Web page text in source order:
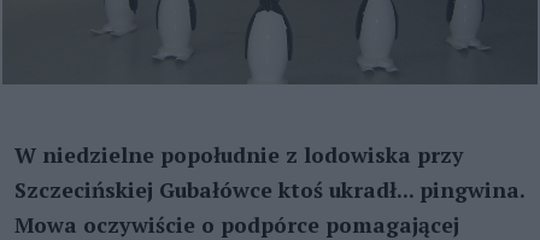
W niedzielne popołudnie z lodowiska przy
Szczecińskiej Gubałówce ktoś ukradł... pingwina.
Mowa oczywiście o podpórce pomagającej